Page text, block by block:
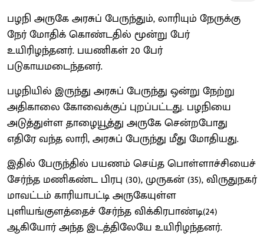
பழநி அருகே அரசுப் பேருந்தும், லாரியும் நேருக்கு
நேர் மோதிக் கொண்டதில் மூன்று பேர்
உயிரிழந்தனர். பயணிகள் 20 பேர்
படுகாயமடைந்தனர்.
பழநியில் இருந்து அரசுப் பேருந்து ஒன்று நேற்று
அதிகாலை கோவைக்குப் புறப்பட்டது. பழநியை
அடுத்துள்ள தாழையூத்து அருகே சென்றபோது
எதிரே வந்த லாரி, அரசுப் பேருந்து மீது மோதியது.
இதில் பேருந்தில் பயணம் செய்த பொள்ளாச்சியைச்
சேர்ந்த மணிகண்ட பிரபு (30), முருகன் (35), விருதுநகர்
மாவட்டம் காரியாபட்டி அருகேயுள்ள
புளியங்குளத்தைச் சேர்ந்த விக்கிரபாண்டி(24)
ஆகியோர் அந்த இடத்திலேயே உயிரிழந்தனர்.